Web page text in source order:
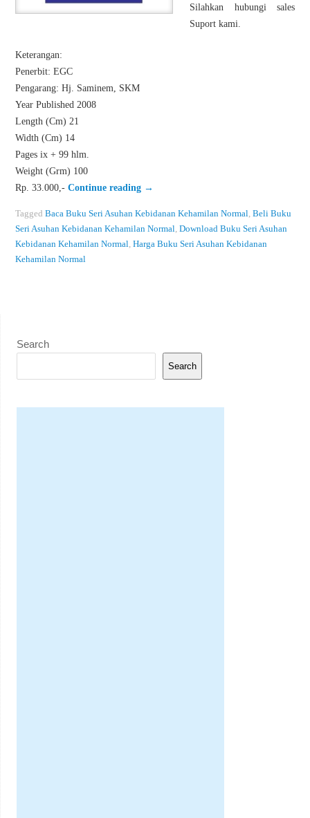
Silahkan hubungi sales
Suport kami.
Keterangan:
Penerbit: EGC
Pengarang: Hj. Saminem, SKM
Year Published 2008
Length (Cm) 21
Width (Cm) 14
Pages ix + 99 hlm.
Weight (Grm) 100
Rp. 33.000,- Continue reading →
Tagged Baca Buku Seri Asuhan Kebidanan Kehamilan Normal Beli Buku
Seri Asuhan Kebidanan Kehamilan Normal Download Buku Seri Asuhan
Kebidanan Kehamilan Normal Harga Buku Seri Asuhan Kebidanan
Kehamilan Normal
Search
Search